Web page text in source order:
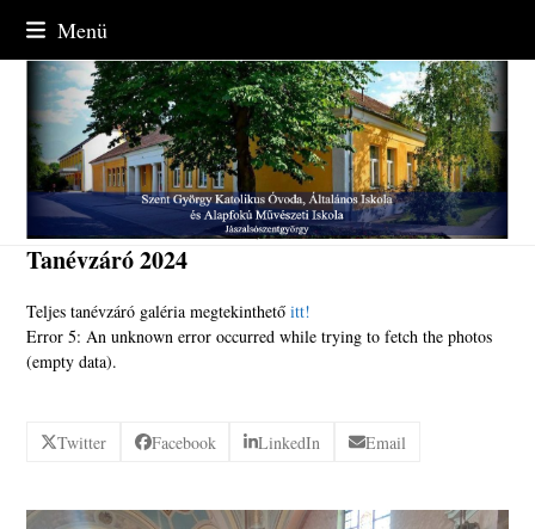
content
Menü
Tanévzáró 2024
Teljes tanévzáró galéria megtekinthetőitt!
Error 5: An unknown error occurred while trying to fetch the photos
(empty data).
Twitter Facebook LinkedIn Email